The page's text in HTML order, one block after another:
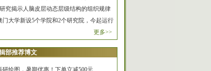
究揭示人脑皮层动态层级结构的组织规律
门大学新设5个学院和2个研究院，今起运行
更多>>
部推荐博文
研绘图，暑期优惠！下单立减500元